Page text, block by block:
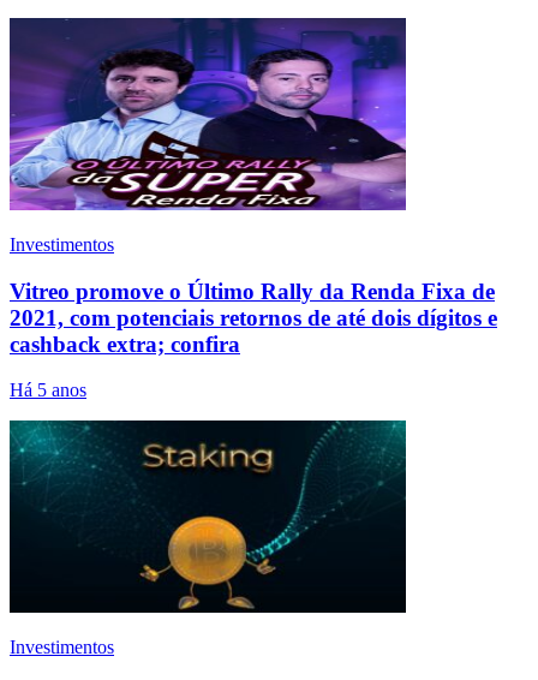
Investimentos
Vitreo promove o Último Rally da Renda Fixa de
2021, com potenciais retornos de até dois dígitos e
cashback extra; confira
Há 5 anos
Investimentos